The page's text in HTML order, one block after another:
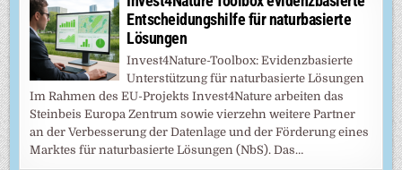
Entscheidungshilfe für naturbasierte
Lösungen
Invest4Nature-Toolbox: Evidenzbasierte
Unterstützung für naturbasierte Lösungen
Im Rahmen des EU-Projekts Invest4Nature arbeiten das
Steinbeis Europa Zentrum sowie vierzehn weitere Partner
an der Verbesserung der Datenlage und der Förderung eines
Marktes für naturbasierte Lösungen (NbS). Das…